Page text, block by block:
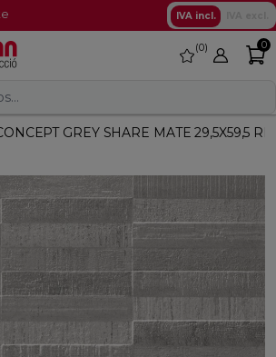
IVA incl.
favorite
0 0
GREY SHARE MATE 29,5X59,5